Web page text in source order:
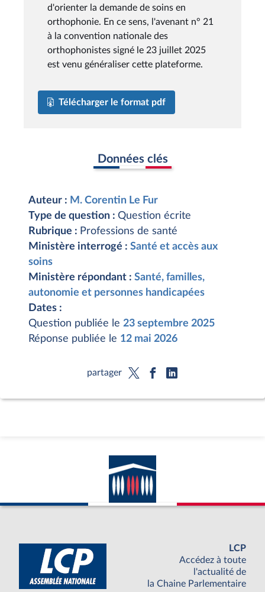
d'orienter la demande de soins en
orthophonie. En ce sens, l'avenant n° 21
à la convention nationale des
orthophonistes signé le 23 juillet 2025
est venu généraliser cette plateforme.
Télécharger le format pdf
Données clés
Auteur : M. Corentin Le Fur
Type de question : Question écrite
Rubrique : Professions de santé
Ministère interrogé : Santé et accès aux
soins
Ministère répondant : Santé, familles,
autonomie et personnes handicapées
Dates :
Question publiée le 23 septembre 2025
Réponse publiée le 12 mai 2026
partager
LCP
Accédez à toute
l'actualité de
la Chaine Parlementaire